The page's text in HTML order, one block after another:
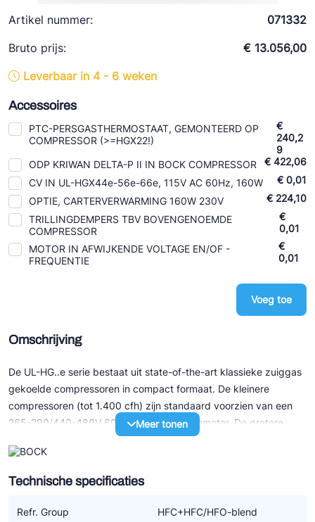
Artikel nummer:
071332
Bruto prijs:
€ 13.056,00
Leverbaar in 4 - 6 weken
Accessoires
PTC-PERSGASTHERMOSTAAT, GEMONTEERD OP
COMPRESSOR (>=HGX22!)
€
240,2
9
ODP KRIWAN DELTA-P II IN BOCK COMPRESSOR
€ 422,06
CV IN UL-HGX44e-56e-66e, 115V AC 60Hz, 160W
€ 0,01
OPTIE, CARTERVERWARMING 160W 230V
€ 224,10
TRILLINGDEMPERS TBV BOVENGENOEMDE
COMPRESSOR
€
0,01
MOTOR IN AFWIJKENDE VOLTAGE EN/OF -
FREQUENTIE
€
0,01
Voeg toe
Omschrijving
De UL-HG..e serie bestaat uit state-of-the-art klassieke zuiggas
gekoelde compressoren in compact formaat. De kleinere
compressoren (tot 1.400 cfh) zijn standaard voorzien van een
265-290/440-480V 60Hz 3-fasen elektromotor. De grotere
modellen (v.a. 1.750 cfh) hebben allen een 3x460V 60Hz part
winding motor.
Speciale eigenschappen:
- Uitstekend loopcomfort
Meer tonen
Technische specificaties
Refr. Group HFC+HFC/HFO-blend